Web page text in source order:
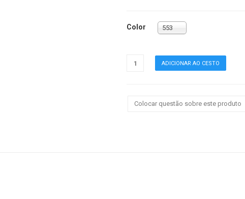
Color 553
Colocar questão sobre este produto